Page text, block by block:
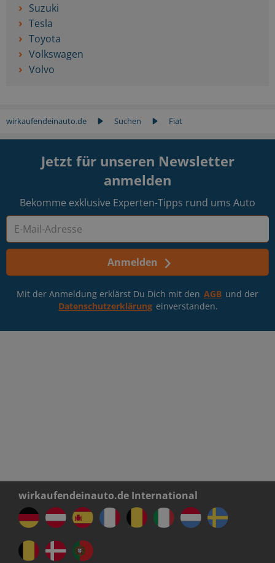
Suzuki
Tesla
Toyota
Volkswagen
Volvo
wirkaufendeinauto.de Suchen Fiat
Jetzt für unseren Newsletter
anmelden
Bekomme exklusive Experten-Tipps rund ums Auto
Anmelden
Mit der Anmeldung erklärst Du Dich mit den AGB und der
Datenschutzerklärung einverstanden.
wirkaufendeinauto.de International